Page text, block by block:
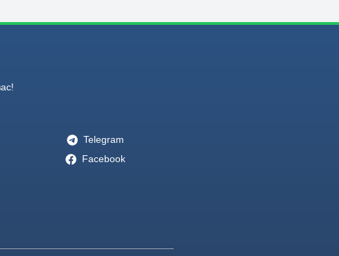
Telegram
Facebook